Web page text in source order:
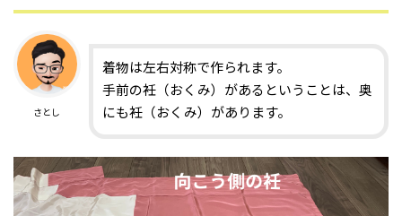
さとし
着物は左右対称で作られます。
手前の衽（おくみ）があるということは、奥
にも衽（おくみ）があります。